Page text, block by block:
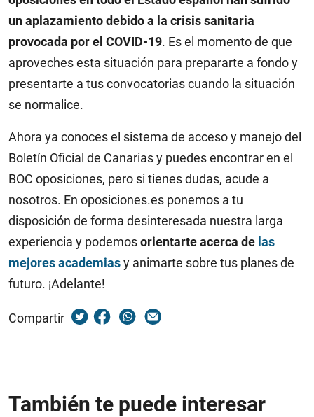
un aplazamiento debido a la crisis sanitaria
provocada por el COVID-19. Es el momento de que
aproveches esta situación para prepararte a fondo y
presentarte a tus convocatorias cuando la situación
se normalice.
Ahora ya conoces el sistema de acceso y manejo del
Boletín Oficial de Canarias y puedes encontrar en el
BOC oposiciones, pero si tienes dudas, acude a
nosotros. En oposiciones.es ponemos a tu
disposición de forma desinteresada nuestra larga
experiencia y podemosorientarte acerca de las
mejores academiasy animarte sobre tus planes de
futuro. ¡Adelante!
Compartir
También te puede interesar